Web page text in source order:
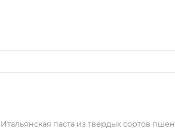
Итальянская паста из твердых сортов